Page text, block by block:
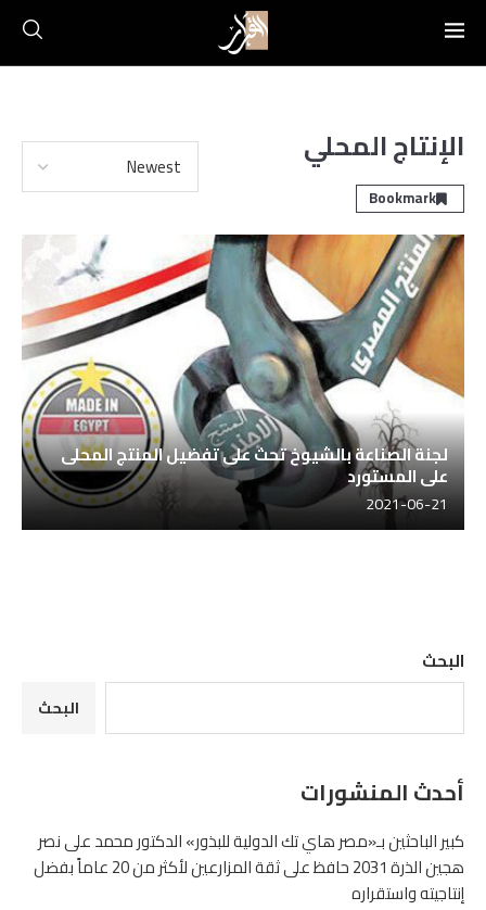
الإنتاج المحلي
Bookmark
لجنة الصناعة بالشيوخ تحث على تفضيل المنتج المحلى
على المستورد
2021-06-21
البحث
البحث
أحدث المنشورات
كبير الباحثين بـ«مصر هاي تك الدولية للبذور» الدكتور محمد على نصر
هجين الذرة 2031 حافظ على ثقة المزارعين لأكثر من 20 عاماً بفضل
إنتاجيته واستقراره